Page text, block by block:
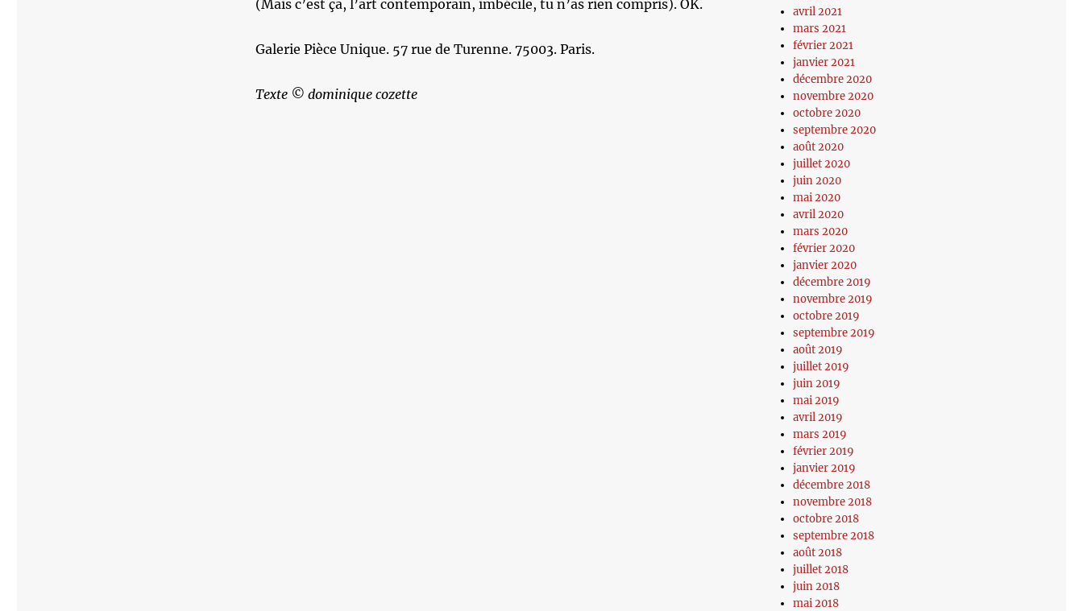
(Mais c’est ça, l’art contemporain, imbécile, tu n’as rien compris). OK.
Galerie Pièce Unique. 57 rue de Turenne. 75003. Paris.
Texte © dominique cozette
avril 2021
mars 2021
février 2021
janvier 2021
décembre 2020
novembre 2020
octobre 2020
septembre 2020
août 2020
juillet 2020
juin 2020
mai 2020
avril 2020
mars 2020
février 2020
janvier 2020
décembre 2019
novembre 2019
octobre 2019
septembre 2019
août 2019
juillet 2019
juin 2019
mai 2019
avril 2019
mars 2019
février 2019
janvier 2019
décembre 2018
novembre 2018
octobre 2018
septembre 2018
août 2018
juillet 2018
juin 2018
mai 2018